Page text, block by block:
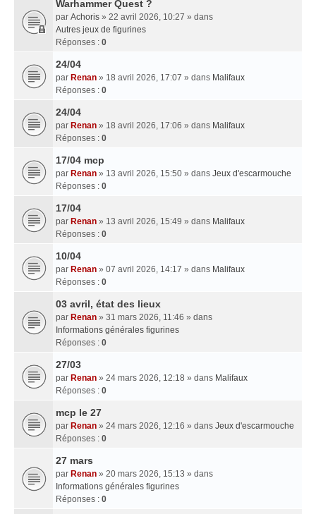
Warhammer Quest ?
par Achoris » 22 avril 2026, 10:27 » dans
Autres jeux de figurines
Réponses : 0
24/04
par Renan » 18 avril 2026, 17:07 » dans Malifaux
Réponses : 0
24/04
par Renan » 18 avril 2026, 17:06 » dans Malifaux
Réponses : 0
17/04 mcp
par Renan » 13 avril 2026, 15:50 » dans Jeux d'escarmouche
Réponses : 0
17/04
par Renan » 13 avril 2026, 15:49 » dans Malifaux
Réponses : 0
10/04
par Renan » 07 avril 2026, 14:17 » dans Malifaux
Réponses : 0
03 avril, état des lieux
par Renan » 31 mars 2026, 11:46 » dans
Informations générales figurines
Réponses : 0
27/03
par Renan » 24 mars 2026, 12:18 » dans Malifaux
Réponses : 0
mcp le 27
par Renan » 24 mars 2026, 12:16 » dans Jeux d'escarmouche
Réponses : 0
27 mars
par Renan » 20 mars 2026, 15:13 » dans
Informations générales figurines
Réponses : 0